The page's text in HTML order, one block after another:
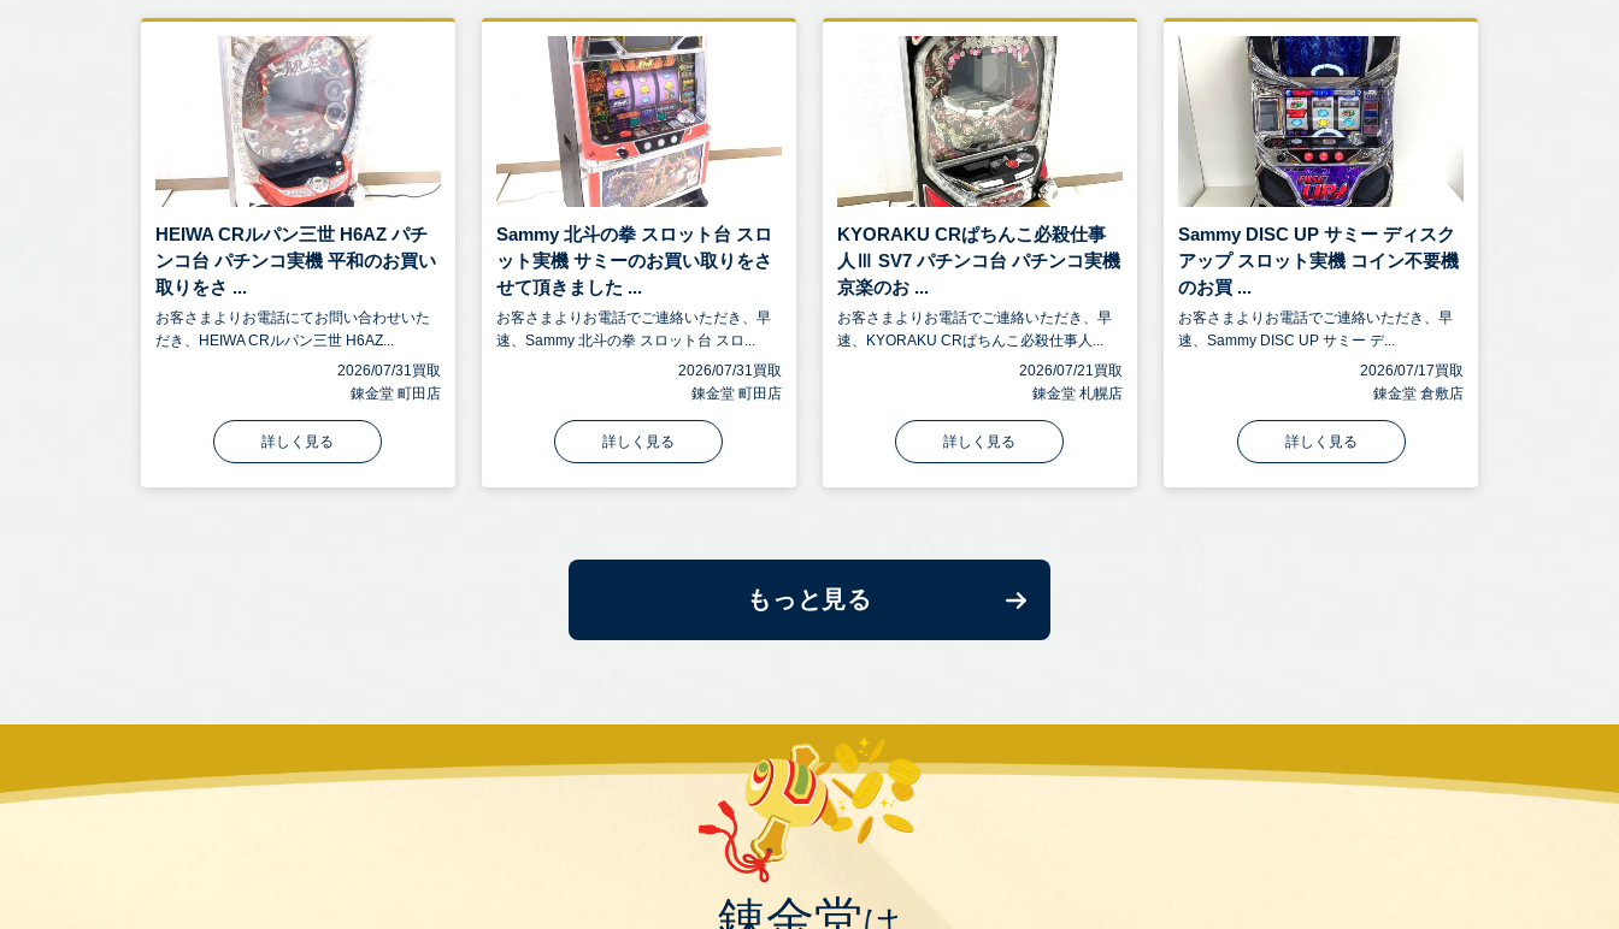
HEIWA CRルパン三世 H6AZ パチ
ンコ台 パチンコ実機 平和のお買い
取りをさ ...
お客さまよりお電話にてお問い合わせいた
だき、HEIWA CRルパン三世 H6AZ...
2026/07/31買取
錬金堂 町田店
詳しく見る
Sammy 北斗の拳 スロット台 スロ
ット実機 サミーのお買い取りをさ
せて頂きました ...
お客さまよりお電話でご連絡いただき、早
速、Sammy 北斗の拳 スロット台 スロ...
2026/07/31買取
錬金堂 町田店
詳しく見る
KYORAKU CRぱちんこ必殺仕事
人Ⅲ SV7 パチンコ台 パチンコ実機
京楽のお ...
お客さまよりお電話でご連絡いただき、早
速、KYORAKU CRぱちんこ必殺仕事人...
2026/07/21買取
錬金堂 札幌店
詳しく見る
Sammy DISC UP サミー ディスク
アップ スロット実機 コイン不要機
のお買 ...
お客さまよりお電話でご連絡いただき、早
速、Sammy DISC UP サミー デ...
2026/07/17買取
錬金堂 倉敷店
詳しく見る
もっと見る